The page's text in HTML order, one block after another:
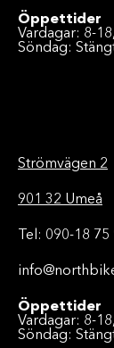
Öppettider
Vardagar: 8-
Söndag:
Strömvägen 2
901 32 Umeå
Tel: 090-18 75
Öppettider
Vardagar: 8-
Söndag: